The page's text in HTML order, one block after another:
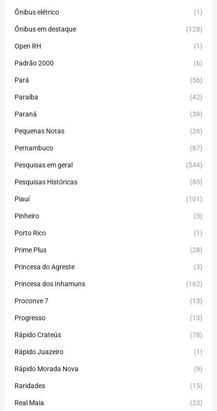
Ônibus elétrico (1)
Ônibus em destaque (128)
Open RH (1)
Padrão 2000 (6)
Pará (56)
Paraíba (42)
Paraná (39)
Pequenas Notas (26)
Pernambuco (87)
Pesquisas em geral (544)
Pesquisas Históricas (80)
Piauí (101)
Pinheiro (3)
Porto Rico (1)
Prime Plus (28)
Princesa do Agreste (3)
Princesa dos Inhamuns (162)
Proconve 7 (13)
Progresso (13)
Rápido Crateús (78)
Rápido Juazeiro (1)
Rápido Morada Nova (9)
Raridades (15)
Real Maia (23)